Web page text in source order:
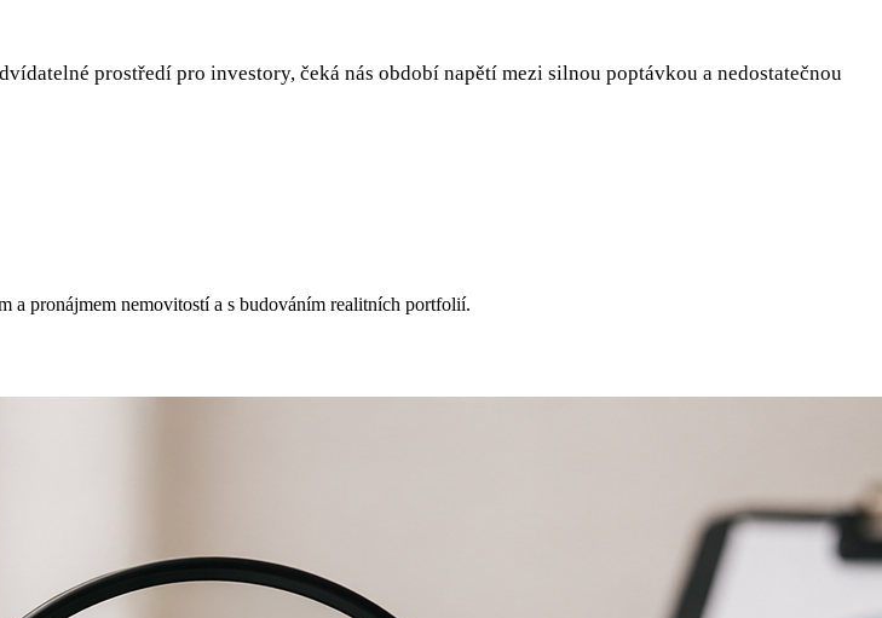
prostředí pro investory, čeká nás období napětí mezi silnou poptávkou a nedostatečnou
a pronájmem nemovitostí a s budováním realitních portfolií.